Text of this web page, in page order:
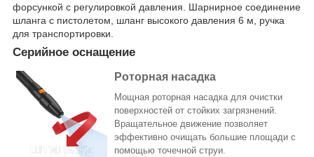
форсункой с регулировкой давления. Шарнирное соединение
шланга с пистолетом, шланг высокого давления 6 м, ручка
для транспортировки.
Серийное оснащение
Роторная насадка
Мощная роторная насадка для очистки
поверхностей от стойких загрязнений.
Вращательное движение позволяет
эффективно очищать большие площади с
помощью точечной струи.